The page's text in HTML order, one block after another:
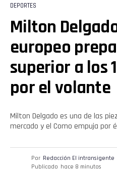
DEPORTES
Milton
europeo
superior a los
por el volante
Milton Delgado es una de las
mercado y el Como empuja por
Por Redacción El intransigente
Publicado hace 8 minutos